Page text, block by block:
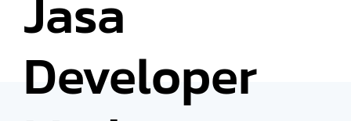
Developer